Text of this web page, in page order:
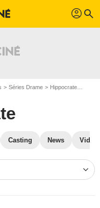
profil search
Séries Drame Hippocrate
Casting News